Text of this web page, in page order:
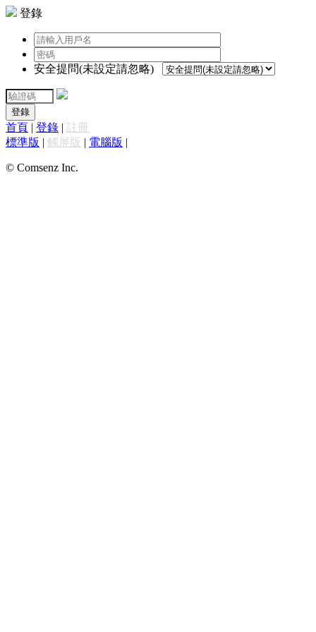
登錄
安全提問(未設定請忽略)
登錄
首頁 | 登錄 | 註冊
標準版 | 觸屏版 | 電腦版 |
© Comsenz Inc.